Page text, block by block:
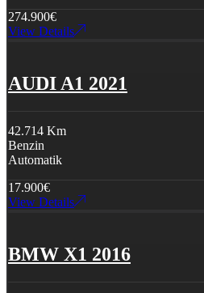
274.900€
View Details
AUDI A1 2021
42.714 Km
Benzin
Automatik
17.900€
View Details
BMW X1 2016